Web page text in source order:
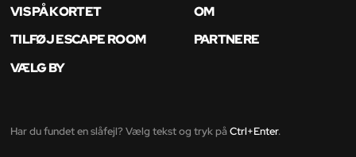
VIS PÅ KORTET
OM
TILFØJ ESCAPE ROOM
PARTNERE
VÆLG BY
Har du fundet en slåfejl? Vælg tekst og tryk på Ctrl+Enter.